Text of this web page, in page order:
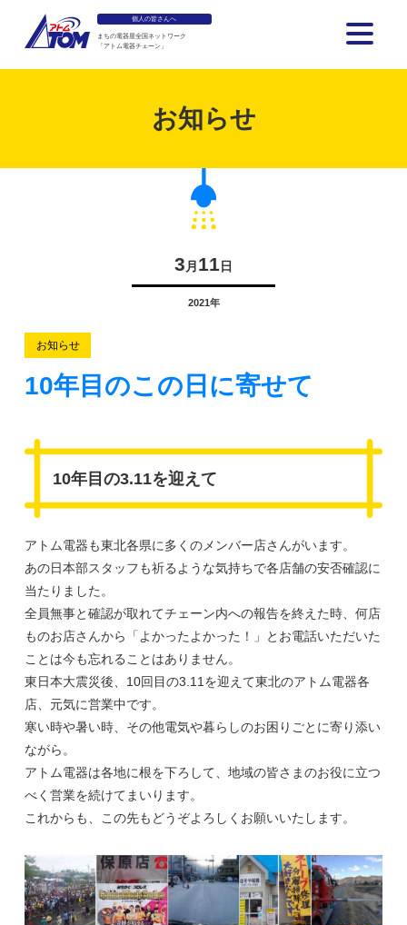
個人の皆さんへ
まちの電器屋全国ネットワーク
「アトム電器チェーン」
お知らせ
3 月 11 日
2021年
お知らせ
10年目のこの日に寄せて
10年目の3.11を迎えて
アトム電器も東北各県に多くのメンバー店さんがいます。
あの日本部スタッフも祈るような気持ちで各店舗の安否確認に
当たりました。
全員無事と確認が取れてチェーン内への報告を終えた時、何店
ものお店さんから「よかったよかった！」とお電話いただいた
ことは今も忘れることはありません。
東日本大震災後、10回目の3.11を迎えて東北のアトム電器各
店、元気に営業中です。
寒い時や暑い時、その他電気や暮らしのお困りごとに寄り添い
ながら。
アトム電器は各地に根を下ろして、地域の皆さまのお役に立つ
べく営業を続けてまいります。
これからも、この先もどうぞよろしくお願いいたします。